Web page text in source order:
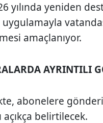
yılında yeniden
uygulamayla
amaçlanıyor.
AYRINTILI
abonelere
açıkça belirtilecek.